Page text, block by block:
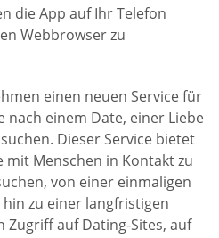
die App auf Ihr Telefon
Webbrowser zu
einen neuen Service für
nach einem Date, einer Liebe
Dieser Service bietet
mit Menschen in Kontakt zu
von einer einmaligen
zu einer langfristigen
Zugriff auf Dating-Sites, auf